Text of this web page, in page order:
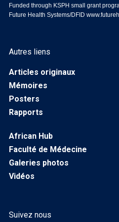
Funded through KSPH small grant
Future Health Systems/DFID
Autres liens
Articles originaux
Mémoires
Posters
Rapports
African Hub
Faculté de Médecine
Galeries photos
Vidéos
Suivez nous